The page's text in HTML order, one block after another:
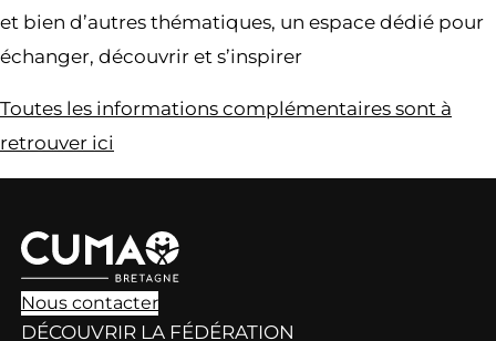
et bien d’autres thématiques, un espace dédié pour
échanger, découvrir et s’inspirer
Toutes les informations complémentaires sont à
retrouver ici
Nous contacter
DÉCOUVRIR LA FÉDÉRATION